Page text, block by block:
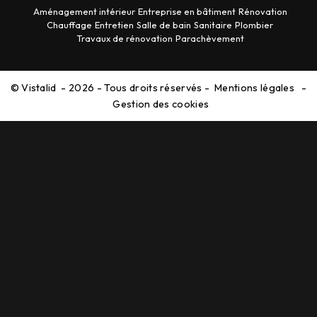
Aménagement intérieur Entreprise en bâtiment Rénovation
Chauffage Entretien Salle de bain Sanitaire Plombier
Travaux de rénovation Parachèvement
©Vistalid - 2026 - Tous droits réservés - Mentions légales
-
Gestion des cookies